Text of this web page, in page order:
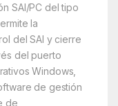
SAI/PC del tipo
la
del SAI y cierre
del puerto
Windows,
de gestión
de